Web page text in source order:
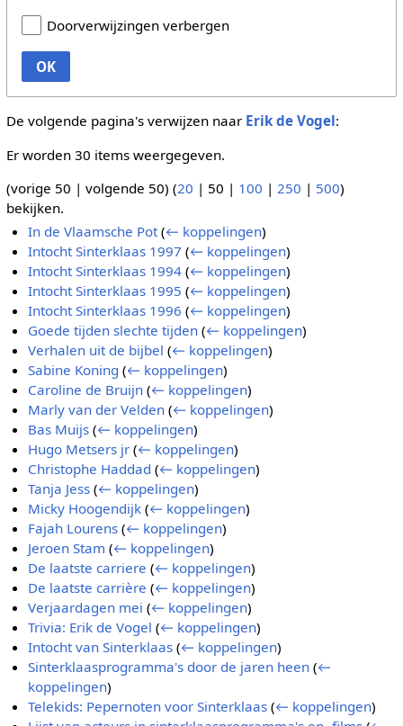
Doorverwijzingen verbergen
OK
De volgende pagina's verwijzen naar Erik de Vogel:
Er worden 30 items weergegeven.
(vorige 50 | volgende 50) (20 | 50 | 100 | 250 | 500)
bekijken.
In de Vlaamsche Pot (← koppelingen)
Intocht Sinterklaas 1997 (← koppelingen)
Intocht Sinterklaas 1994 (← koppelingen)
Intocht Sinterklaas 1995 (← koppelingen)
Intocht Sinterklaas 1996 (← koppelingen)
Goede tijden slechte tijden (← koppelingen)
Verhalen uit de bijbel (← koppelingen)
Sabine Koning (← koppelingen)
Caroline de Bruijn (← koppelingen)
Marly van der Velden (← koppelingen)
Bas Muijs (← koppelingen)
Hugo Metsers jr (← koppelingen)
Christophe Haddad (← koppelingen)
Tanja Jess (← koppelingen)
Micky Hoogendijk (← koppelingen)
Fajah Lourens (← koppelingen)
Jeroen Stam (← koppelingen)
De laatste carriere (← koppelingen)
De laatste carrière (← koppelingen)
Verjaardagen mei (← koppelingen)
Trivia: Erik de Vogel (← koppelingen)
Intocht van Sinterklaas (← koppelingen)
Sinterklaasprogramma's door de jaren heen (←
koppelingen)
Telekids: Pepernoten voor Sinterklaas (← koppelingen)